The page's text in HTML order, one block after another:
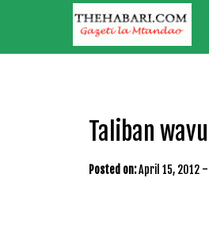
Taliban
Posted on:April 15, 2012 -